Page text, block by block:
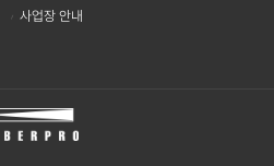
사업장 안내